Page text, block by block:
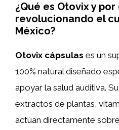
¿Qué es Otovix y
revolucionando el
México?
Otovix cápsulas es un
100% natural diseñado
apoyar la salud auditiva.
extractos de plantas,
actúan directamente